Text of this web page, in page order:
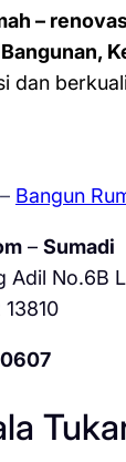
–
dan
– Bangun
– Sumadi
Adil No.6B